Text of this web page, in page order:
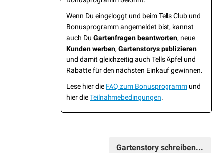
Wenn Du eingeloggt und beim Tells Club und
Bonusprogramm angemeldet bist, kannst
auch Du Gartenfragen beantworten, neue
Kunden werben, Gartenstorys publizieren
und damit gleichzeitig auch Tells Äpfel und
Rabatte für den nächsten Einkauf gewinnen.
Lese hier die FAQ zum Bonusprogramm und
hier dieTeilnahmebedingungen.
Gartenstory schreiben...